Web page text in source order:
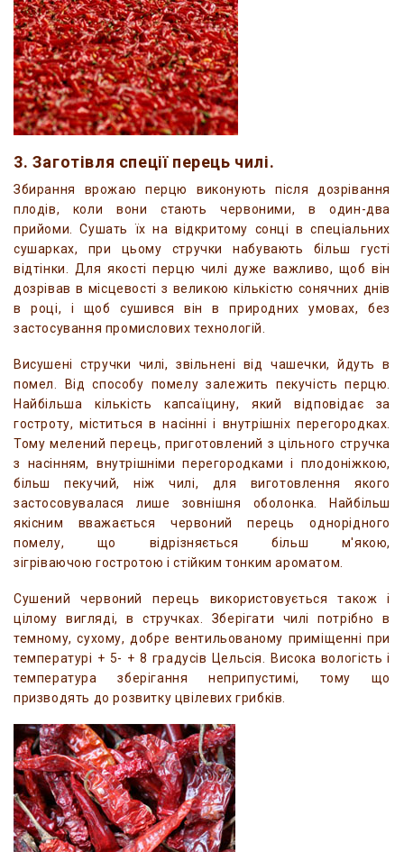
3. Заготівля спеції перець чилі.
Збирання врожаю перцю виконують після дозрівання
плодів, коли вони стають червоними, в один-два
прийоми. Сушать їх на відкритому сонці в спеціальних
сушарках, при цьому стручки набувають більш густі
відтінки. Для якості перцю чилі дуже важливо, щоб він
дозрівав в місцевості з великою кількістю сонячних днів
в році, і щоб сушився він в природних умовах, без
застосування промислових технологій.
Висушені стручки чилі, звільнені від чашечки, йдуть в
помел. Від способу помелу залежить пекучість перцю.
Найбільша кількість капсаїцину, який відповідає за
гостроту, міститься в насінні і внутрішніх перегородках.
Тому мелений перець, приготовлений з цільного стручка
з насінням, внутрішніми перегородками і плодоніжкою,
більш пекучий, ніж чилі, для виготовлення якого
застосовувалася лише зовнішня оболонка. Найбільш
якісним вважається червоний перець однорідного
помелу, що відрізняється більш м'якою,
зігріваючою гостротою і стійким тонким ароматом.
Сушений червоний перець використовується також і
цілому вигляді, в стручках. Зберігати чилі потрібно в
темному, сухому, добре вентильованому приміщенні при
температурі + 5- + 8 градусів Цельсія. Висока вологість і
температура зберігання неприпустимі, тому що
призводять до розвитку цвілевих грибків.